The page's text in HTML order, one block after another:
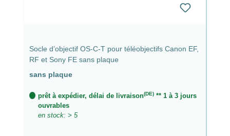
Socle d’objectif OS-C-T pour téléobjectifs Canon EF,
RF et Sony FE sans plaque
sans plaque
prêt à expédier, délai de livraison(DE)** 1 à 3 jours
ouvrables
en stock: > 5